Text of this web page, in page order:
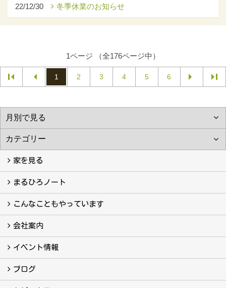
22/12/30 冬季休業のお知らせ
1ページ （全176ページ中）
1 2 3 4 5 6
家を見る
フォトギャラリー
現場レポート
完工事例
お客様の声
まるひろノート
真っ直ぐの家づくり
自慢の大工たち
こだわりの自然素材
快適な家のエッセンス
注文住宅ができるまで
こんなこともやっています
こんなこともやっています
会社案内
会社案内
まるひろの人
スタッフ紹介
プライバシーポリシー
イベント情報
イベント予告
イベント報告
ブログ